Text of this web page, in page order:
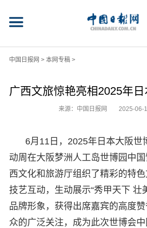
中国日报网 > 本网专稿>
广西文旅惊艳亮相2025年
来源：中国日报网 2025-06-
6月11日，2025年日本大阪世
动周在大阪梦洲人工岛世博园中
西文化和旅游厅组织了精彩的特
技艺互动，生动展示“秀甲天下 壮
品牌形象，获得出席嘉宾的高度
众的广泛关注，成为此次世博会中